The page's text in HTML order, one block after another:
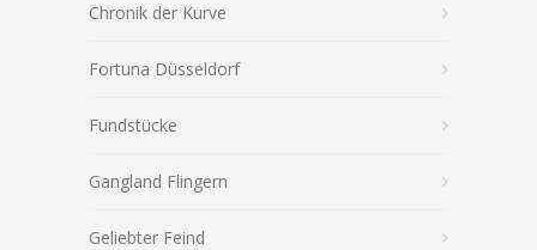
Chronik der Kurve
Fortuna Düsseldorf
Fundstücke
Gangland Flingern
Geliebter Feind